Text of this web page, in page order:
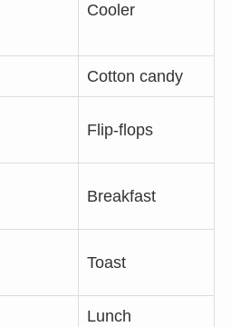
Cooler
Cotton candy
Flip-flops
Breakfast
Toast
Lunch